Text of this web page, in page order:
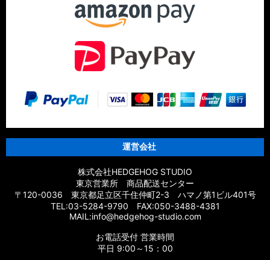
運営会社
株式会社HEDGEHOG STUDIO
東京営業所 商品配送センター
〒120-0036 東京都足立区千住仲町2-3 ハマノ第1ビル401号
TEL:03-5284-9790 FAX:050-3488-4381
MAIL:info@hedgehog-studio.com
お電話受付 営業時間
平日 9:00～15：00